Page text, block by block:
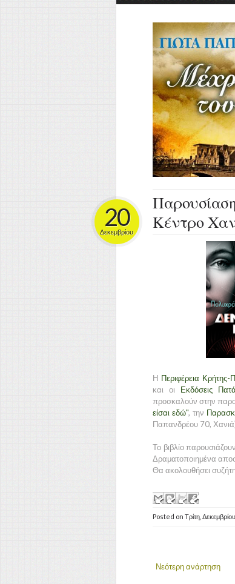
Κέντρο
20
Δεκεμβρίου
Η Περιφέρεια Κρήτης-
και οι Εκδόσεις
προσκαλούν στην
είσαι εδώ", την
Παπανδρέου 70,
Το βιβλίο
Δραματοποιημένα
Θα ακολουθήσει
Posted on Τρίτη,
Νεότερη ανάρτηση